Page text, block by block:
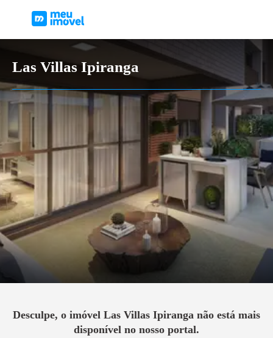
Las Villas Ipiranga
Desculpe, o imóvel Las Villas Ipiranga não está mais
disponível no nosso portal.